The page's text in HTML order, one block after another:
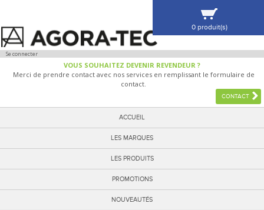
Se connecter
VOUS SOUHAITEZ DEVENIR REVENDEUR ?
Merci de prendre contact avec nos services en remplissant le formulaire de
contact.
CONTACT
ACCUEIL
LES MARQUES
LES PRODUITS
PROMOTIONS
NOUVEAUTÉS
0 produit(s)
VOIR MA SÉLECTION